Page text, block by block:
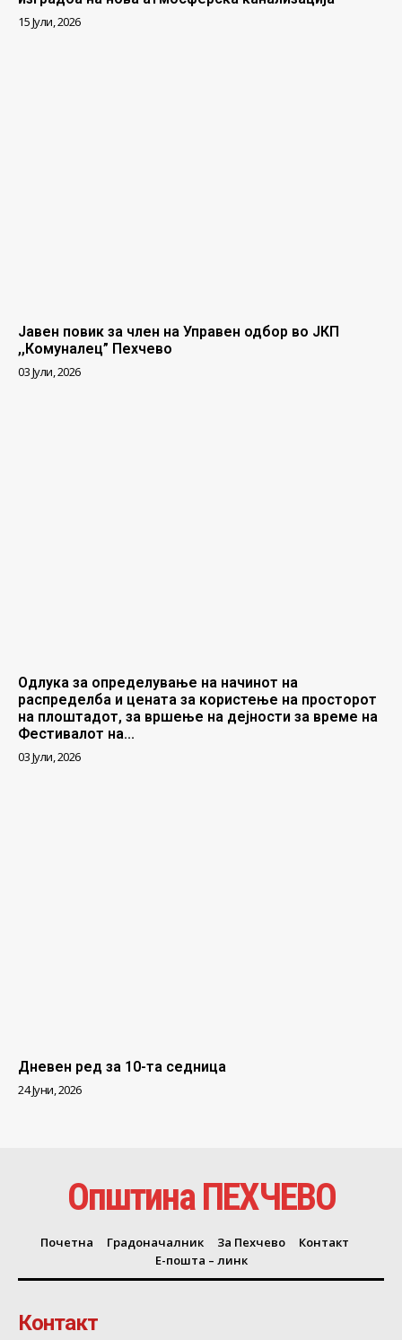
15 Јули, 2026
Јавен повик за член на Управен одбор во ЈКП
,,Комуналец” Пехчево
03 Јули, 2026
Одлука за определување на начинот на
распределба и цената за користење на просторот
на плоштадот, за вршење на дејности за време на
Фестивалот на...
03 Јули, 2026
Дневен ред за 10-та седница
24 Јуни, 2026
Општина ПЕХЧЕВО
Почетна Градоначалник За Пехчево
Контакт
Е-пошта – линк
Контакт